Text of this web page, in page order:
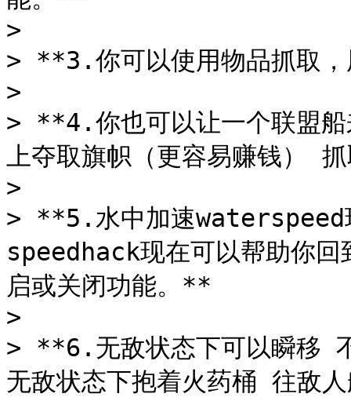
>
> **3.你可以使用物品抓取
>
> **4.你也可以让一个联盟船
上夺取旗帜（更容易赚钱）
>
> **5.水中加速waterspeed
speedhack现在可以帮助你
启或关闭功能。**
>
> **6.无敌状态下可以瞬移
无敌状态下抱着火药桶 往敌